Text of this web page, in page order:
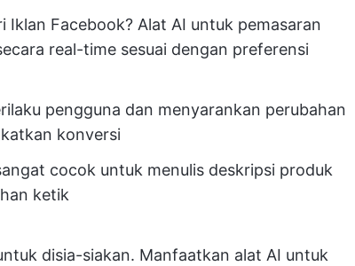
Iklan Facebook? Alat AI untuk pemasaran
real-time sesuai dengan preferensi
pengguna dan menyarankan perubahan
konversi
cocok untuk menulis deskripsi produk
ketik
disia-siakan. Manfaatkan alat AI untuk